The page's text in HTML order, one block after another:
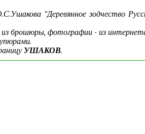
"Деревянное зодчество
брошюры, фотографии - из
УШАКОВ.